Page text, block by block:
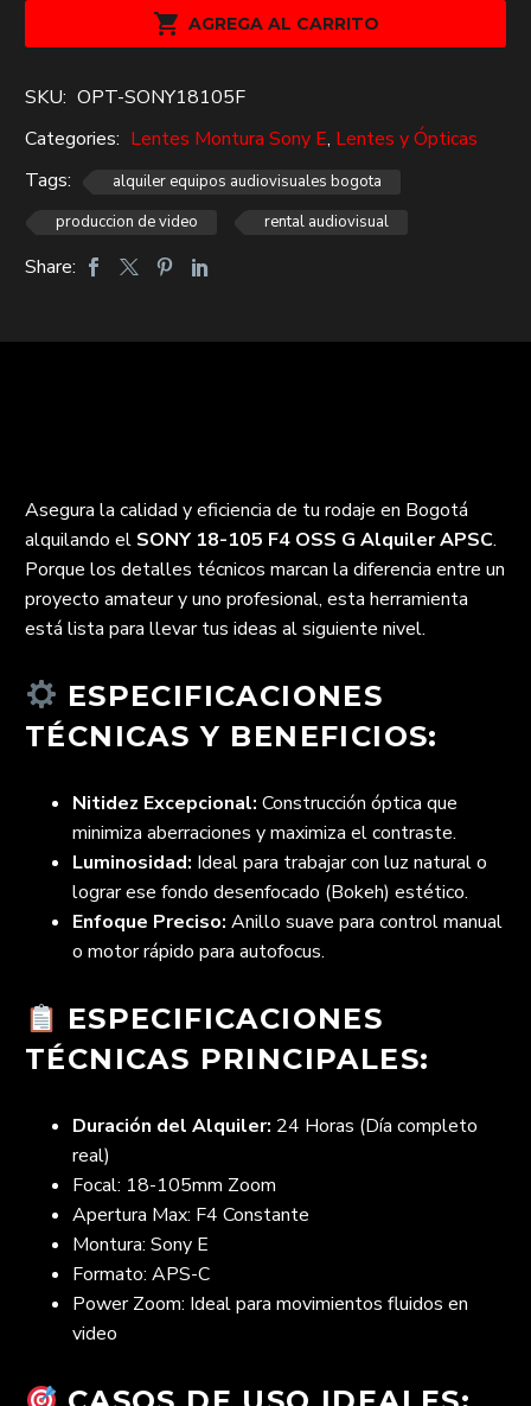
OSS
Alquiler
APSC
cantidad
 AGREGA AL CARRITO
SKU: OPT-SONY18105F
Categories: Lentes Montura Sony E, Lentes y Ópticas
Tags:
alquiler equipos audiovisuales bogota
produccion de video
rental audiovisual
Share:
Asegura la calidad y eficiencia de tu rodaje en Bogotá
alquilando el SONY 18-105 F4 OSS G Alquiler APSC.
Porque los detalles técnicos marcan la diferencia entre un
proyecto amateur y uno profesional, esta herramienta
está lista para llevar tus ideas al siguiente nivel.
ESPECIFICACIONES
TÉCNICAS Y BENEFICIOS:
Nitidez Excepcional: Construcción óptica que
minimiza aberraciones y maximiza el contraste.
Luminosidad: Ideal para trabajar con luz natural o
lograr ese fondo desenfocado (Bokeh) estético.
Enfoque Preciso: Anillo suave para control manual
o motor rápido para autofocus.
ESPECIFICACIONES
TÉCNICAS PRINCIPALES:
Duración del Alquiler: 24 Horas (Día completo
real)
Focal: 18-105mm Zoom
Apertura Max: F4 Constante
Montura: Sony E
Formato: APS-C
Power Zoom: Ideal para movimientos fluidos en
video